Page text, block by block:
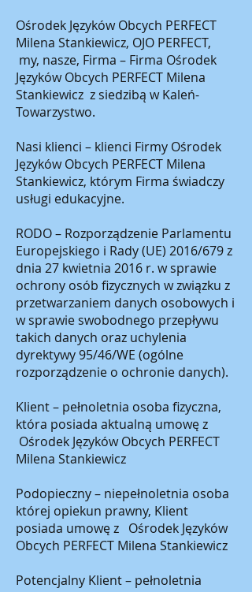
Ośrodek Języków Obcych PERFECT
Milena Stankiewicz, OJO PERFECT,
my, nasze, Firma – Firma Ośrodek
Języków Obcych PERFECT Milena
Stankiewicz z siedzibą w Kaleń-
Towarzystwo.
Nasi klienci – klienci Firmy Ośrodek
Języków Obcych PERFECT Milena
Stankiewicz, którym Firma świadczy
usługi edukacyjne.
RODO – Rozporządzenie Parlamentu
Europejskiego i Rady (UE) 2016/679 z
dnia 27 kwietnia 2016 r. w sprawie
ochrony osób fizycznych w związku z
przetwarzaniem danych osobowych i
w sprawie swobodnego przepływu
takich danych oraz uchylenia
dyrektywy 95/46/WE (ogólne
rozporządzenie o ochronie danych).
Klient – pełnoletnia osoba fizyczna,
która posiada aktualną umowę z
Ośrodek Języków Obcych PERFECT
Milena Stankiewicz
Podopieczny – niepełnoletnia osoba
której opiekun prawny, Klient
posiada umowę z Ośrodek Języków
Obcych PERFECT Milena Stankiewicz
Potencjalny Klient – pełnoletnia